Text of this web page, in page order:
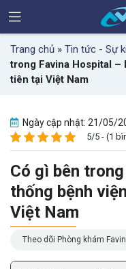
Trang chủ » Tin tức - Sự
trong Favina Hospital –
tiên tại Việt Nam
Ngày cập nhật: 21/05/
5/5 - (1
Có gì bên
thống bệnh
Việt Nam
Theo dõi Phòng khám